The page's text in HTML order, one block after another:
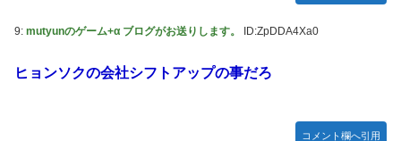
9: mutyunのゲーム+α ブログがお送りします。 ID:ZpDDA4Xa0
ヒョンソクの会社シフトアップの事だろ
コメント欄へ引用